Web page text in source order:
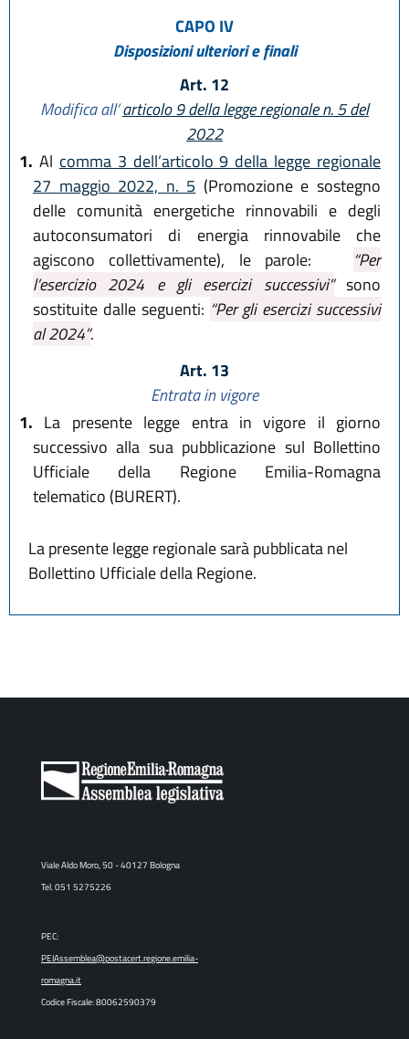
CAPO IV
Disposizioni ulteriori e finali
Art. 12
Modifica all’articolo 9 della legge regionale n. 5 del
2022
1. Al comma 3 dell’articolo 9 della legge regionale
27 maggio 2022, n. 5 (Promozione e sostegno
delle comunità energetiche rinnovabili e degli
autoconsumatori di energia rinnovabile che
agiscono collettivamente), le parole: “Per
l’esercizio 2024 e gli esercizi successivi”sono
sostituite dalle seguenti: “Per gli esercizi successivi
al 2024”.
Art. 13
Entrata in vigore
1. La presente legge entra in vigore il giorno
successivo alla sua pubblicazione sul Bollettino
Ufficiale della Regione Emilia-Romagna
telematico (BURERT).
La presente legge regionale sarà pubblicata nel
Bollettino Ufficiale della Regione.
Viale Aldo Moro, 50 - 40127 Bologna
Tel. 051 5275226
PEC:
PEIAssemblea@postacert.regione.emilia-
romagna.it
Codice Fiscale: 80062590379